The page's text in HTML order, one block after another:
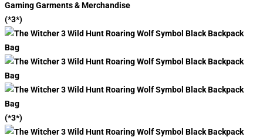
Gaming Garments & Merchandise
(*3*)
(*3*)